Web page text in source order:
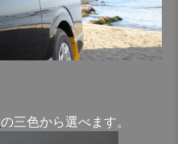
の三色から選べます。